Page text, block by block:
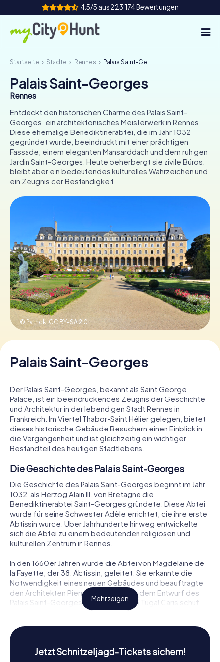
4.5/5 aus 223‘174 Bewertungen
So funktioniert's
Städte
Touren
Teamevent
Tickets
INT AT
ES
FR UK
IE
Tickets buchen
Gutscheine bestellen
Startseite Städte Rennes Palais Saint-Georges
Palais Saint-Georges
Rennes
Entdeckt den historischen Charme des Palais Saint-
Georges, ein architektonisches Meisterwerk in Rennes.
Diese ehemalige Benediktinerabtei, die im Jahr 1032
gegründet wurde, beeindruckt mit einer prächtigen
Fassade, einem eleganten Mansarddach und dem ruhigen
Jardin Saint-Georges. Heute beherbergt sie zivile Büros,
bleibt aber ein bedeutendes kulturelles Wahrzeichen und
ein Zeugnis der Beständigkeit.
© Patrick, CC BY-SA 2.0
Palais Saint-Georges
Der Palais Saint-Georges, bekannt als Saint George
Palace, ist ein beeindruckendes Zeugnis der Geschichte
und Architektur in der lebendigen Stadt Rennes in
Frankreich. Im Viertel Thabor-Saint Hélier gelegen, bietet
dieses historische Gebäude Besuchern einen Einblick in
die Vergangenheit und ist gleichzeitig ein wichtiger
Bestandteil des heutigen Stadtlebens.
Die Geschichte des Palais Saint-Georges
Die Geschichte des Palais Saint-Georges beginnt im Jahr
1032, als Herzog Alain III. von Bretagne die
Benediktinerabtei Saint-Georges gründete. Diese Abtei
wurde für seine Schwester Adèle errichtet, die ihre erste
Äbtissin wurde. Über Jahrhunderte hinweg entwickelte
sich die Abtei zu einem bedeutenden religiösen und
kulturellen Zentrum in Rennes.
In den 1660er Jahren wurde die Abtei von Magdelaine de
la Fayette, der 38. Äbtissin, geleitet. Sie erkannte die
Notwendigkeit eines neuen Gebäudes und beauftragte
den Architekten Pierre Corbineau mit dem Entwurf des
Palais Saint-Georges. Unterstützt von Tugal Caris schuf
Corbineau ein Bauwerk, das die Zeiten überdauern sollte.
Inschriften, die die geistigen und kulturellen
Bestrebungen jener Zeit widerspiegeln.
Mehr zeigen
Jetzt Schnitzeljagd-Tickets sichern!